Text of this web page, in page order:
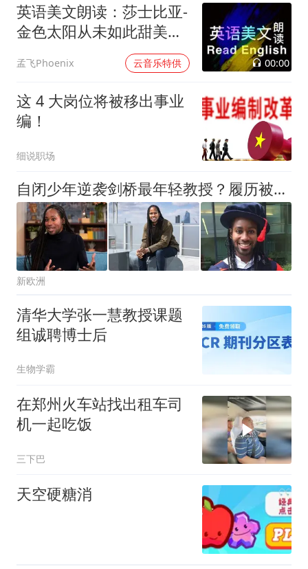
英语美文朗读：莎士比亚-
金色太阳从未如此甜美吻
孟飞Phoenix 云音乐特供 00:00
这 4 大岗位将被移出事业
编！
细说职场
自闭少年逆袭剑桥最年轻教授？履历被扒全是假的！
新欧洲
清华大学张一慧教授课题
组诚聘博士后
生物学霸
在郑州火车站找出租车司
机一起吃饭
三下巴
天空硬糖消